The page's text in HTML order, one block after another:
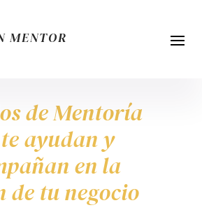
MENTOR
de Mentoría
ayudan y
en la
de tu negocio